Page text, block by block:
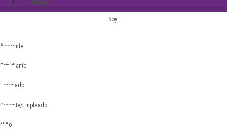
Soy:
Aspirante
Estudiante
Egresado
Docente/Empleado
Niño